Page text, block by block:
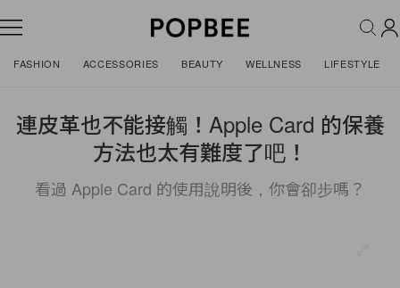
FASHION ACCESSORIES BEAUTY WELLNESS LIFESTYLE
連皮革也不能接觸！Apple Card 的保養
方法也太有難度了吧！
看過 Apple Card 的使用說明後，你會卻步嗎？